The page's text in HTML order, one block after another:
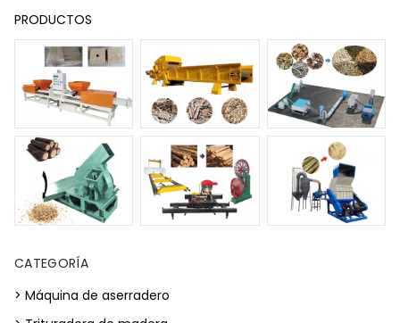
PRODUCTOS
CATEGORÍA
> Máquina de aserradero